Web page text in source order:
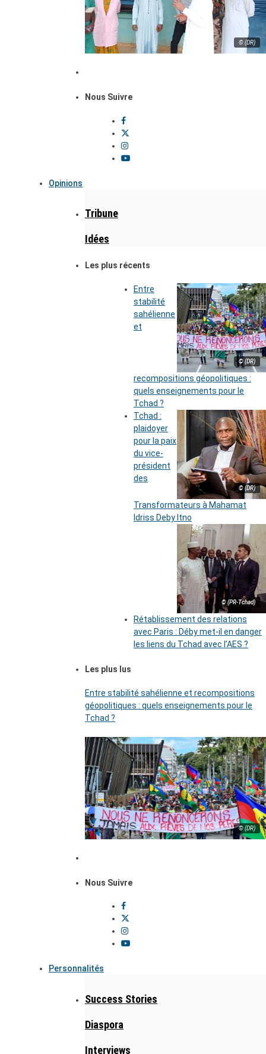
© (DR)
Nous Suivre
Opinions
Tribune
Idées
Les plus récents
© (DR)
Entre
stabilité
sahélienne
et
recompositions géopolitiques :
quels enseignements pour le
Tchad ?
© (DR)
Tchad :
plaidoyer
pour la paix
du vice-
président
des
Transformateurs à Mahamat
Idriss Deby Itno
© (PR-Tchad)
Rétablissement des relations
avec Paris : Déby met-il en danger
les liens du Tchad avec l’AES ?
Les plus lus
Entre stabilité sahélienne et recompositions
géopolitiques : quels enseignements pour le
Tchad ?
© (DR)
Nous Suivre
Personnalités
Success Stories
Diaspora
Interviews